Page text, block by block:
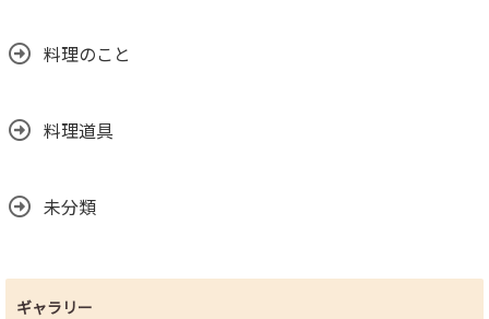
料理のこと
料理道具
未分類
ギャラリー